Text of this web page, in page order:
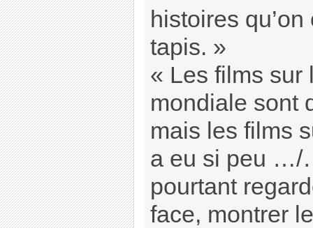
histoires
tapis. »
« Les films sur
mondiale sont
mais les films
a eu si peu …/
pourtant
face, montrer